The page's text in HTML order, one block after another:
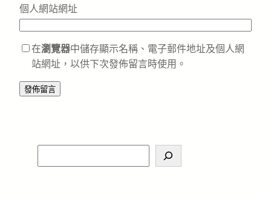
個人網站網址
在瀏覽器中儲存顯示名稱、電子郵件地址及個人網
站網址，以供下次發佈留言時使用。
e